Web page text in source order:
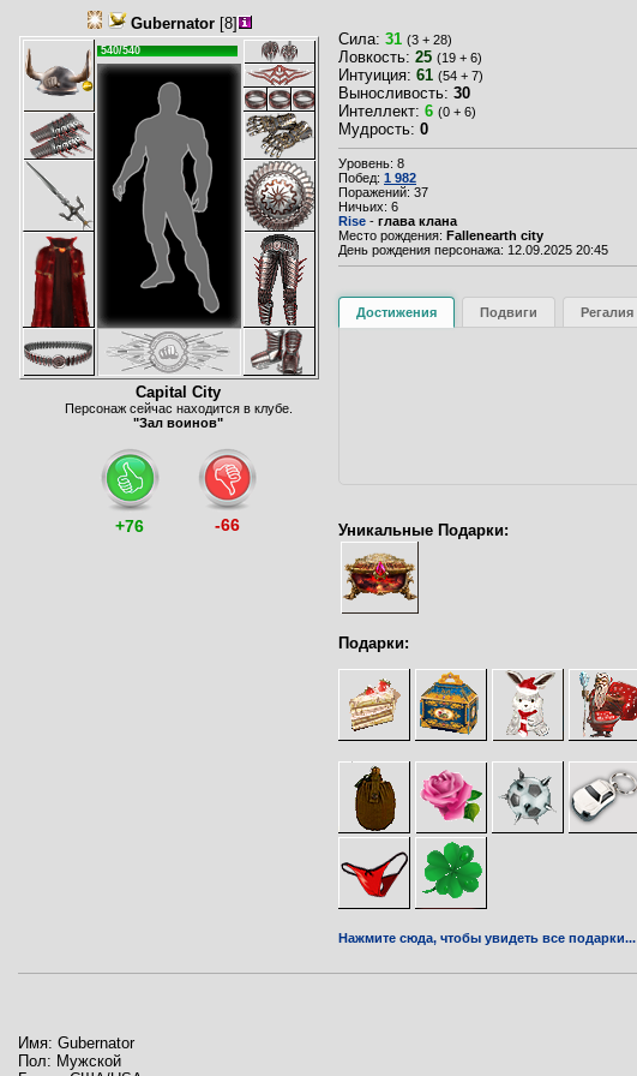
Gubernator[8]
540/540
Capital City
Персонаж сейчас находится в клубе.
"Зал воинов"
+76 -66
Сила: 31 (3 + 28)
Ловкость: 25 (19 + 6)
Интуиция: 61 (54 + 7)
Выносливость: 30
Интеллект: 6 (0 + 6)
Мудрость: 0
Уровень: 8
Побед: 1 982
Поражений: 37
Ничьих: 6
Rise - глава клана
Место рождения: Fallenearth city
День рождения персонажа: 12.09.2025 20:45
Достижения Подвиги Регалия
Уникальные Подарки:
Подарки:
Нажмите сюда, чтобы увидеть все подарки...
Имя: Gubernator
Пол: Мужской